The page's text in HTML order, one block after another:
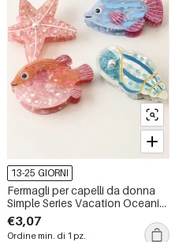
13-25 GIORNI
Fermagli per capelli da donna
Simple Series Vacation Oceanic
Style in acetato.
€3,07
Ordine min. di 1 pz.